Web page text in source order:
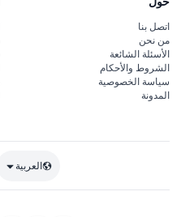
اتصل بنا
من نحن
الأسئلة الشائعة
الشروط والأحكام
سياسة الخصوصية
المدونة
العربية